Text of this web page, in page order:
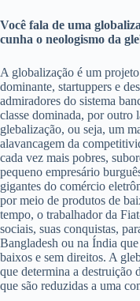
Você fala de uma
cunha o neologismo da
A globalização é um
dominante, startuppers e
admiradores do sistema
classe dominada, por outro
glebalização, ou seja, um
alavancagem da
cada vez mais pobres,
pequeno empresário
gigantes do comércio
por meio de produtos de
tempo, o trabalhador da
sociais, suas conquistas,
Bangladesh ou na Índia
baixos e sem direitos. A
que determina a destruição
que são reduzidas a uma